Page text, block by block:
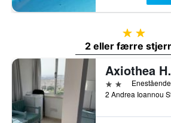
2 stjerner
2 eller færre
2 stjerner